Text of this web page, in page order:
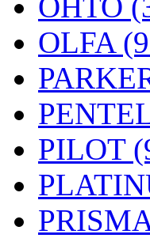
OLFA
PILOT